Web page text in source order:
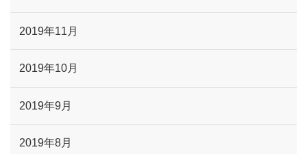
2019年11月
2019年10月
2019年9月
2019年8月